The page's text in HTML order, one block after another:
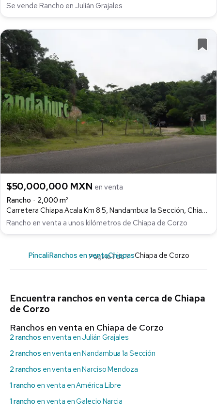
Se vende Rancho en Julián Grajales
$50,000,000 MXN en venta
Rancho
2,000 m²
Carretera Chiapa Acala Km 8.5, Nandambua 1a Sección, Chiapa de Corzo
Rancho en venta a unos kilómetros de Chiapa de Corzo
Página 1 de 1
PincaliRanchos en ventaChiapasChiapa de Corzo
Encuentra ranchos en venta cerca de Chiapa
de Corzo
Ranchos en venta en Chiapa de Corzo
2 ranchos en venta en Julián Grajales
2 ranchos en venta en Nandambua 1a Sección
2 ranchos en venta en Narciso Mendoza
1 rancho en venta en América Libre
1 rancho en venta en Galecio Narcia